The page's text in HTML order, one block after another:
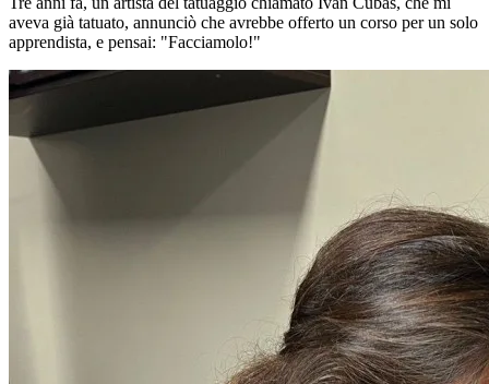
aveva già tatuato, annunciò che avrebbe offerto un corso per un solo
apprendista, e pensai: "Facciamolo!"